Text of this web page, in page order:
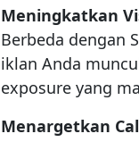
Meningkatkan
Berbeda dengan
iklan Anda
exposure yang
Menargetkan